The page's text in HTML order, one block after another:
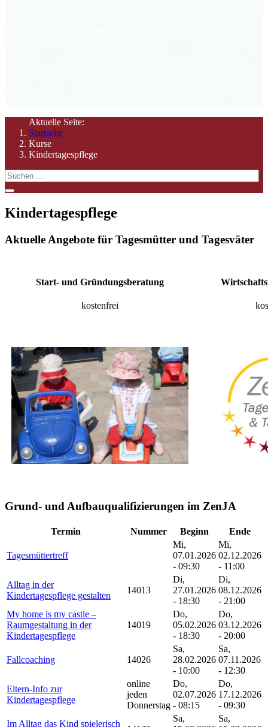
Aktuelle Seite:
Startseite
Kurse
Kindertagespflege
Kindertagespflege
Aktuelle Angebote für Tagesmütter und Tagesväter
Start- und Gründungsberatung
kostenfrei
Grund- und Aufbauqualifizierungen im ZenJA
Termin Nummer Beginn Ende
Tagesmüttertreff
Mi,
07.01.2026
- 09:30
Mi,
02.12.2026
- 11:00
Alltag in der
Kindertagespflege gestalten
14013
Di,
27.01.2026
- 18:30
Di,
08.12.2026
- 21:00
My home is my castle –
Raumgestaltung in der
Kindertagespflege
14019
Do,
05.02.2026
- 18:30
Do,
03.12.2026
- 20:00
Fallcoaching 14026
Sa,
28.02.2026
- 10:00
Sa,
07.11.2026
- 12:30
Eltern-Info zur
Kindertagespflege
online
jeden
Donnerstag
Do,
02.07.2026
- 08:15
Do,
17.12.2026
- 09:30
Im Alltag das Kind spielerisch
Sa,
Sa,